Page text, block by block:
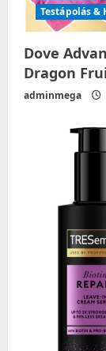
Testápolás &
Dove
Dragon
adminmega